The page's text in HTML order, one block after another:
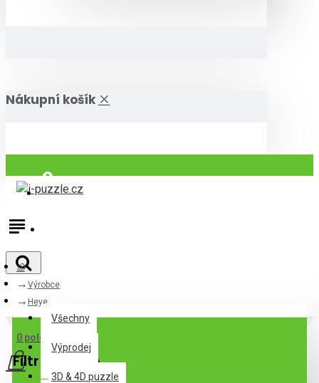
Nákupní košík
Přihlásit
Všechny
Všechny
Výprodej
3D & 4D puzzle
0 položek - 0Kč
Výrobce
Heye
Filtr